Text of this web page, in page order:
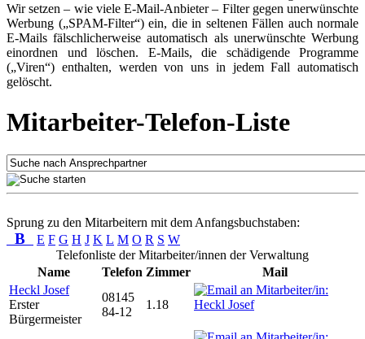
Wir setzen – wie viele E-Mail-Anbieter – Filter gegen unerwünschte
Werbung („SPAM-Filter“) ein, die in seltenen Fällen auch normale
E-Mails fälschlicherweise automatisch als unerwünschte Werbung
einordnen und löschen. E-Mails, die schädigende Programme
(„Viren“) enthalten, werden von uns in jedem Fall automatisch
gelöscht.
Mitarbeiter-Telefon-Liste
Sprung zu den Mitarbeitern mit dem Anfangsbuchstaben:
B E F G H J K L M O R S W
Telefonliste der Mitarbeiter/innen der Verwaltung
Name
Telefon Zimmer
Mail
Heckl Josef
Erster
Bürgermeister
08145
84-12
1.18